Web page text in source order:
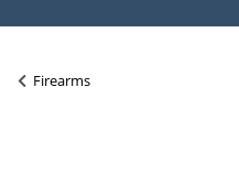
Firearms